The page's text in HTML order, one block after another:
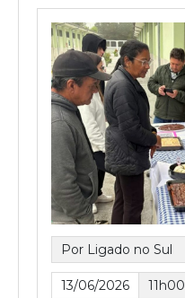
Por Ligado no Sul
13/06/2026
11h00